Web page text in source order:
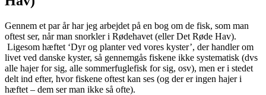
Gennem et par år har jeg arbejdet på en bog om de fisk, som man
oftest ser, når man snorkler i Rødehavet (eller Det Røde Hav).
Ligesom hæftet ‘Dyr og planter ved vores kyster’, der handler om
livet ved danske kyster, så gennemgås fiskene ikke systematisk (dvs
alle hajer for sig, alle sommerfuglefisk for sig, osv), men er i stedet
delt ind efter, hvor fiskene oftest kan ses (og der er ingen hajer i
hæftet – dem ser man ikke så ofte).